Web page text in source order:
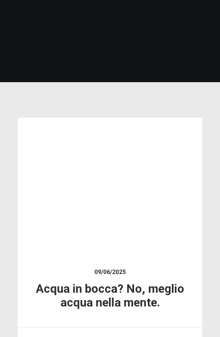
09/06/2025
Acqua in bocca? No, meglio
acqua nella mente.